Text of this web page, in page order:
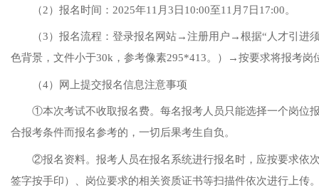
（2）报名时间：2025年11月3日10:00至11月7日17:00。
（3）报名流程： 登录报名网站→注册用户→根据“人才引进
色背景，文件小于30k，参考像素295*413。）→按要求将报考
（4）网上提交报名信息注意事项
①本次考试不收取报名费。每名报考人员只能选择一个岗位
合报考条件而报名参考的，一切后果考生自负。
②报名资料。报考人员在报名系统进行报名时，应按要求依
签字按手印）、岗位要求的相关资质证书等扫描件依次进行上传